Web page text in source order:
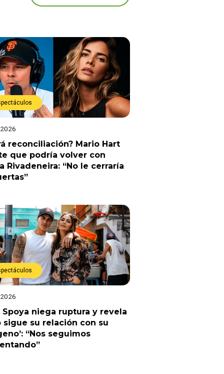
reconciliación? Mario Hart
que podría volver con
Rivadeneira: “No le cerraría
Spoya niega ruptura y revela
sigue su relación con su
“Nos seguimos